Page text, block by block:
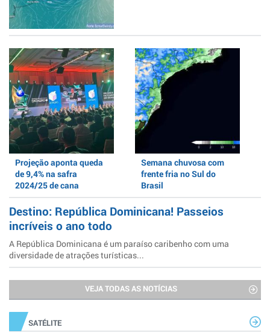
Projeção aponta queda
de 9,4% na safra
2024/25 de cana
Semana chuvosa com
frente fria no Sul do
Brasil
Destino: República Dominicana! Passeios
incríveis o ano todo
A República Dominicana é um paraíso caribenho com uma
diversidade de atrações turísticas...
VEJA TODAS AS NOTÍCIAS
SATÉLITE